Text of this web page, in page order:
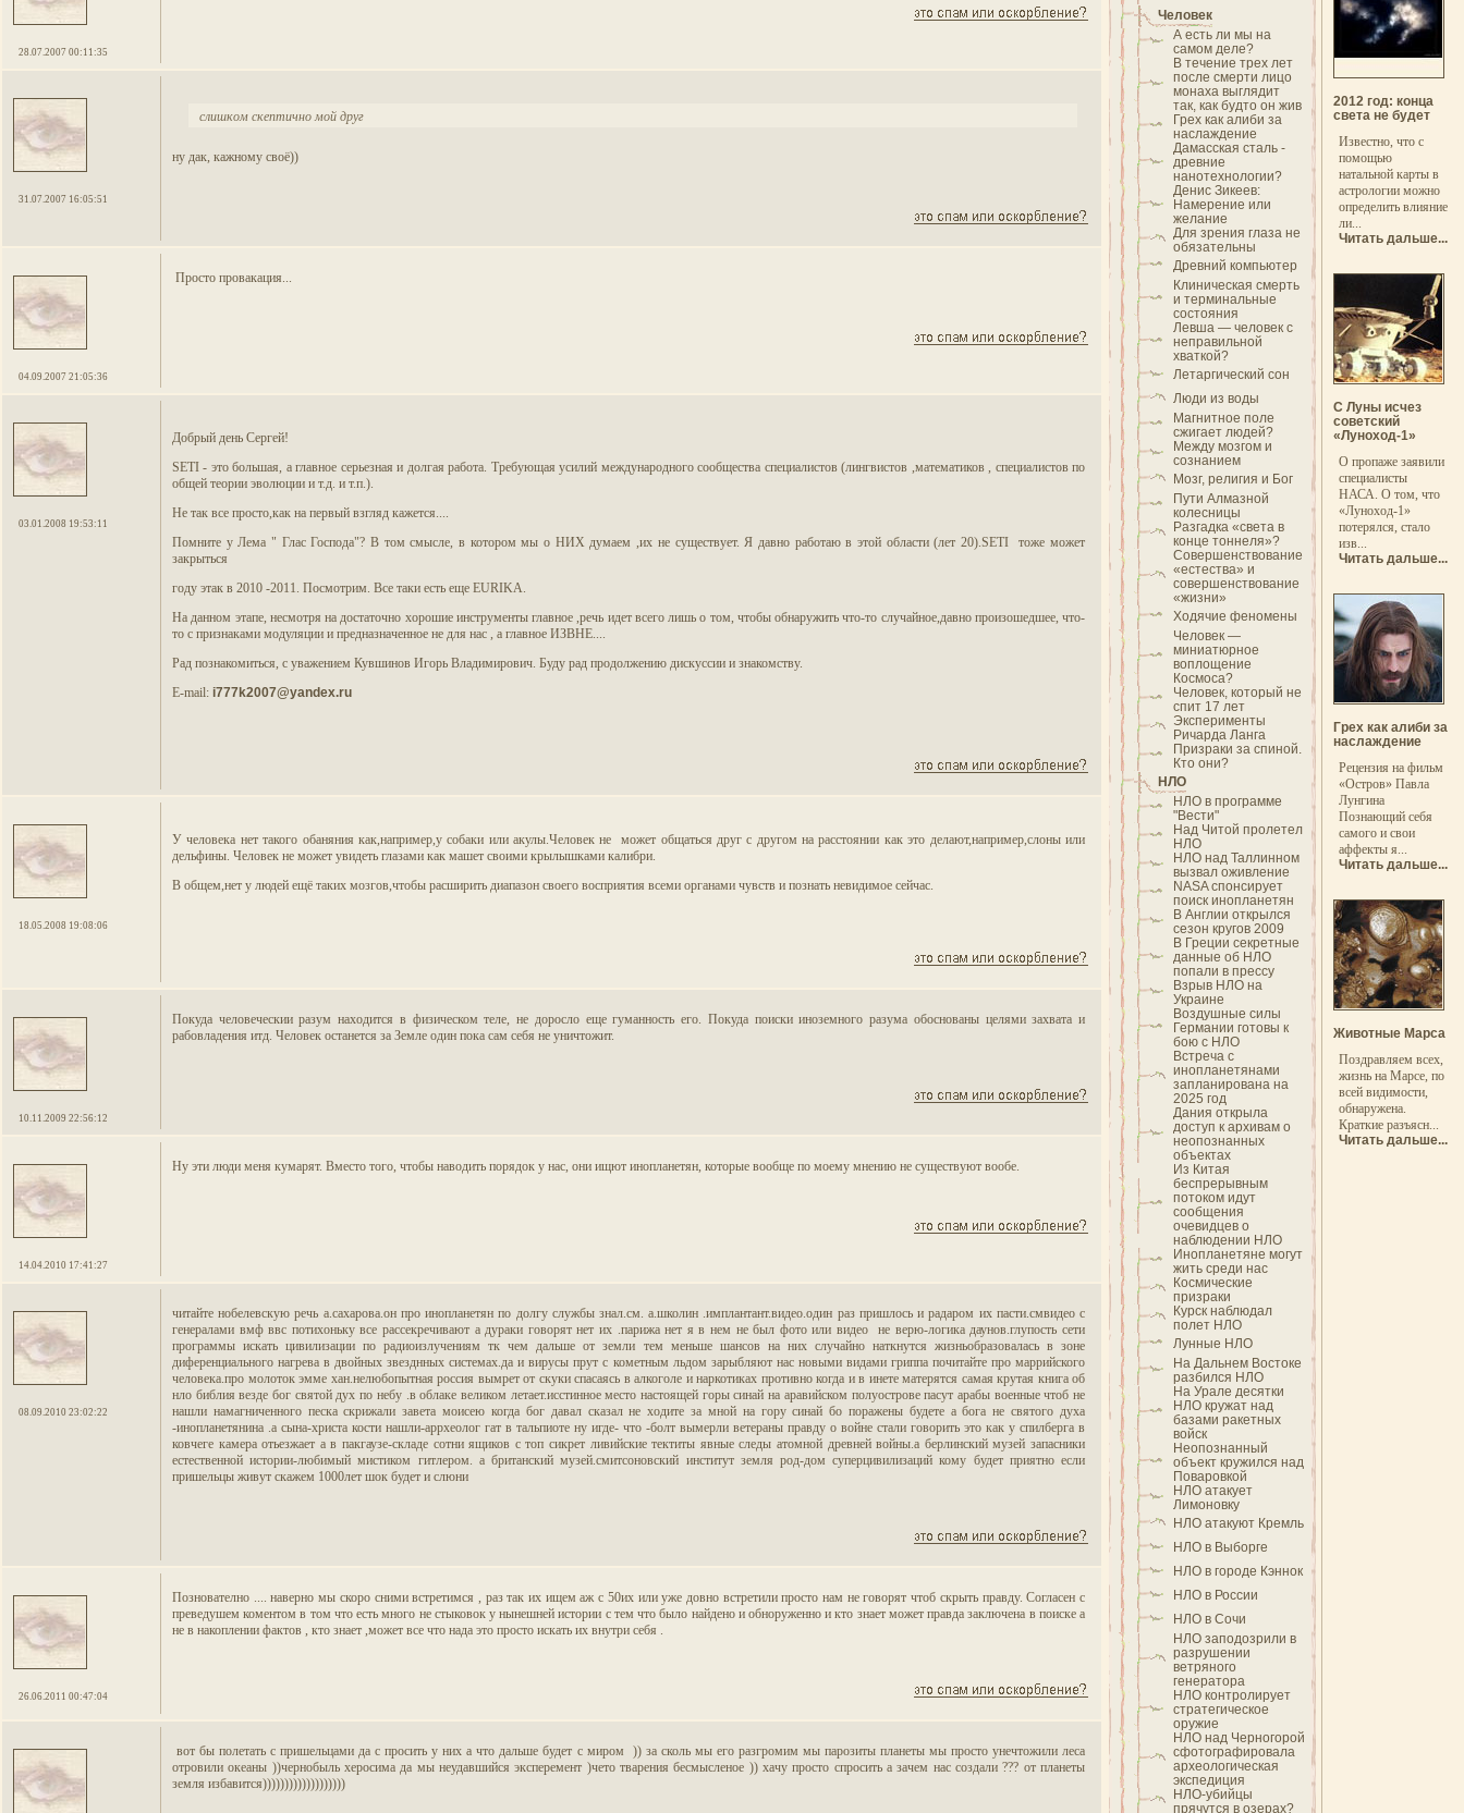
28.07.2007 00:11:35
31.07.2007 16:05:51
слишком скептично мой друг
ну дак, кажному своё))
04.09.2007 21:05:36
Просто провакация...
03.01.2008 19:53:11
Добрый день Сергей!
SETI - это большая, а главное серьезная и долгая работа. Требующая усилий международного сообщества специалистов (лингвистов ,математиков , специалистов по
общей теории эволюции и т.д. и т.п.).
Не так все просто,как на первый взгляд кажется....
Помните у Лема " Глас Господа"? В том смысле, в котором мы о НИХ думаем ,их не существует. Я давно работаю в этой области (лет 20).SETI тоже может
закрыться
году этак в 2010 -2011. Посмотрим. Все таки есть еще EURIKA.
На данном этапе, несмотря на достаточно хорошие инструменты главное ,речь идет всего лишь о том, чтобы обнаружить что-то случайное,давно произошедшее, что-
то с признаками модуляции и предназначенное не для нас , а главное ИЗВНЕ....
Рад познакомиться, с уважением Кувшинов Игорь Владимирович. Буду рад продолжению дискуссии и знакомству.
E-mail: i777k2007@yandex.ru
18.05.2008 19:08:06
У человека нет такого обаняния как,например,у собаки или акулы.Человек не может общаться друг с другом на расстоянии как это делают,например,слоны или
дельфины. Человек не может увидеть глазами как машет своими крылышками калибри.
В общем,нет у людей ещё таких мозгов,чтобы расширить диапазон своего восприятия всеми органами чувств и познать невидимое сейчас.
10.11.2009 22:56:12
Покуда человеческии разум находится в физическом теле, не доросло еще гуманность его. Покуда поиски иноземного разума обоснованы целями захвата и
рабовладения итд. Человек останется за Земле один пока сам себя не уничтожит.
14.04.2010 17:41:27
Ну эти люди меня кумарят. Вместо того, чтобы наводить порядок у нас, они ищют инопланетян, которые вообще по моему мнению не существуют вообе.
08.09.2010 23:02:22
читайте нобелевскую речь а.сахарова.он про инопланетян по долгу службы знал.см. а.школин .имплантант.видео.один раз пришлось и радаром их пасти.смвидео с
генералами вмф ввс потихоньку все рассекречивают а дураки говорят нет их .парижа нет я в нем не был фото или видео не верю-логика даунов.глупость сети
программы искать цивилизации по радиоизлучениям тк чем дальше от земли тем меньше шансов на них случайно наткнутся жизньобразовалась в зоне
диференциального нагрева в двойных звезднных системах.да и вирусы прут с кометным льдом зарыбляют нас новыми видами гриппа почитайте про маррийского
человека.про молоток эмме хан.нелюбопытная россия вымрет от скуки спасаясь в алкоголе и наркотиках противно когда и в инете матерятся самая крутая книга об
нло библия везде бог святой дух по небу .в облаке великом летает.исстинное место настоящей горы синай на аравийском полуострове пасут арабы военные чтоб не
нашли намагниченного песка скрижали завета моисею когда бог давал сказал не ходите за мной на гору синай бо поражены будете а бога не святого духа
-инопланетянина .а сына-христа кости нашли-аррхеолог гат в тальпиоте ну игде- что -болт вымерли ветераны правду о войне стали говорить это как у спилберга в
ковчеге камера отьезжает а в пакгаузе-складе сотни ящиков с топ сикрет ливийские тектиты явные следы атомной древней войны.а берлинский музей запасники
естественной истории-любимый мистиком гитлером. а британский музей.смитсоновский институт земля род-дом суперцивилизаций кому будет приятно если
пришельцы живут скажем 1000лет шок будет и слюни
26.06.2011 00:47:04
Познователно .... наверно мы скоро сними встретимся , раз так их ищем аж с 50их или уже довно встретили просто нам не говорят чтоб скрыть правду. Согласен с
преведушем коментом в том что есть много не стыковок у нынешней истории с тем что было найдено и обноруженно и кто знает может правда заключена в поиске а
не в накоплении фактов , кто знает ,может все что нада это просто искать их внутри себя .
вот бы полетать с пришельцами да с просить у них а что дальше будет с миром )) за сколь мы его разгромим мы парозиты планеты мы просто унечтожили леса
отровили океаны ))чернобыль херосима да мы неудавшийся эксперемент )чето тварения бесмысленое )) хачу просто спросить а зачем нас создали ??? от планеты
земля избавится)))))))))))))))))))
Человек
А есть ли мы на
самом деле?
В течение трех лет
после смерти лицо
монаха выглядит
так, как будто он жив
Грех как алиби за
наслаждение
Дамасская сталь -
древние
нанотехнологии?
Денис Зикеев:
Намерение или
желание
Для зрения глаза не
обязательны
Древний компьютер
Клиническая смерть
и терминальные
состояния
Левша — человек с
неправильной
хваткой?
Летаргический сон
Люди из воды
Магнитное поле
сжигает людей?
Между мозгом и
сознанием
Мозг, религия и Бог
Пути Алмазной
колесницы
Разгадка «света в
конце тоннеля»?
Совершенствование
«естества» и
совершенствование
«жизни»
Ходячие феномены
Человек —
миниатюрное
воплощение
Космоса?
Человек, который не
спит 17 лет
Эксперименты
Ричарда Ланга
Призраки за спиной.
Кто они?
НЛО
НЛО в программе
"Вести"
Над Читой пролетел
НЛО
НЛО над Таллинном
вызвал оживление
NASA спонсирует
поиск инопланетян
В Англии открылся
сезон кругов 2009
В Греции секретные
данные об НЛО
попали в прессу
Взрыв НЛО на
Украине
Воздушные силы
Германии готовы к
бою с НЛО
Встреча с
инопланетянами
запланирована на
2025 год
Дания открыла
доступ к архивам о
неопознанных
объектах
Из Китая
беспрерывным
потоком идут
сообщения
очевидцев о
наблюдении НЛО
Инопланетяне могут
жить среди нас
Космические
призраки
Курск наблюдал
полет НЛО
Лунные НЛО
На Дальнем Востоке
разбился НЛО
На Урале десятки
НЛО кружат над
базами ракетных
войск
Неопознанный
объект кружился над
Поваровкой
НЛО атакует
Лимоновку
НЛО атакуют Кремль
НЛО в Выборге
НЛО в городе Кэннок
НЛО в России
НЛО в Сочи
НЛО заподозрили в
разрушении
ветряного
генератора
НЛО контролирует
стратегическое
оружие
НЛО над Черногорой
сфотографировала
археологическая
экспедиция
НЛО-убийцы
прячутся в озерах?
2012 год: конца
света не будет
Известно, что с
помощью
натальной карты в
астрологии можно
определить влияние
ли...
Читать дальше...
С Луны исчез
советский
«Луноход-1»
О пропаже заявили
специалисты
НАСА. О том, что
«Луноход-1»
потерялся, стало
изв...
Читать дальше...
Грех как алиби за
наслаждение
Рецензия на фильм
«Остров» Павла
Лунгина
Познающий себя
самого и свои
аффекты я...
Читать дальше...
Животные Марса
Поздравляем всех,
жизнь на Марсе, по
всей видимости,
обнаружена.
Краткие разъясн...
Читать дальше...